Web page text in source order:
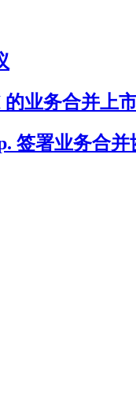
业务合并上
签署业务合并